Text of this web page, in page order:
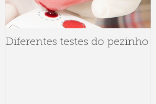
Diferentes testes do pezinho